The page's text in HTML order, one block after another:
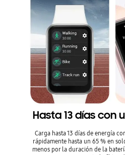
Hasta 13 días con
Carga hasta 13 días de energía
rápidamente hasta un 65 % en
menos por la duración de la